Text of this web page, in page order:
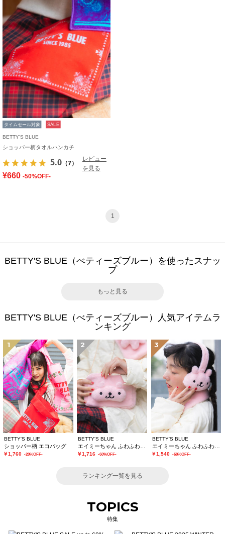
タイムセール対象 SALE
BETTY'S BLUE
ショッパー柄タオルハンカチ
5.0 （7）
レビュー
を見る
¥660 -50%OFF-
1
BETTY'S BLUE（べティーズブルー）を使ったスナッ
プ
もっと見る
BETTY'S BLUE（べティーズブルー）人気アイテムラ
ンキング
1
BETTY'S BLUE
ショッパー柄 エコバッグ
￥1,760 -20%OFF-
2
BETTY'S BLUE
￥1,716 -60%OFF-
3
BETTY'S BLUE
エイミーちゃん ふわふわイヤーマフ
￥1,540 -60%OFF-
ランキング一覧を見る
TOPICS
特集